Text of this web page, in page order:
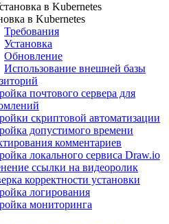
в Kubernetes
в Kubernetes
Требования
Установка
Обновление
Использование внешней базы
почтового сервера для
скриптовой автоматизации
допустимого времени
комментариев
локального сервиса Draw.io
ссылки на видеоролик
корректности установки
логирования
мониторинга